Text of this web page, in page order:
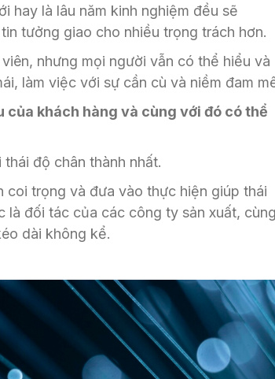
hay là lâu năm kinh nghiệm đều sẽ
tưởng giao cho nhiều trọng trách hơn.
nhưng mọi người vẫn có thể hiểu và
làm việc với sự cần cù và niềm đam
khách hàng và cùng với đó có thể
độ chân thành nhất.
coi trọng và đưa vào thực hiện giúp thái
là đối tác của các công ty sản xuất, cùng
dài không kể.